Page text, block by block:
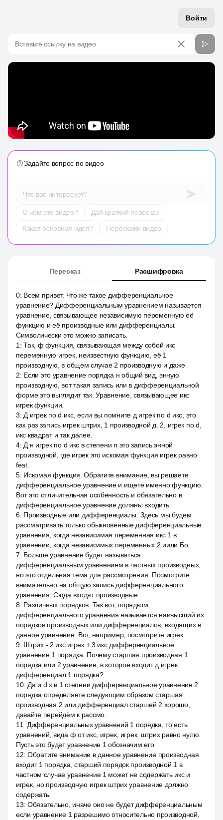
Войти
Вставьте ссылку на видео
Задайте вопрос по видео
Что вас интересует?
О чем это видео?
Дай краткий пересказ
Какая основная идея?
Перескажи видео
Пересказ Расшифровка
0: Всем привет. Что же такое дифференциальное
уравнение? Дифференциальным уравнением называется
уравнение, связывающее независимую переменную её
функцию и её производные или дифференциалы.
Символически это можно записать.
1 :Так, ф функция, связывающая между собой икс
переменную игрек, неизвестную функцию, её 1
производную, в общем случае 2 производную и даже
2: Если это уравнение порядка н общий вид, энную
производную, вот такая запись или в дифференциальной
форме это выглядит так. Уравнение, связывающее икс
игрек функции.
3: Д игрек по d икс, если вы помните д игрек по d икс, это
как раз запись игрек штрих, 1 производной д. 2, игрек по d,
икс квадрат и так далее.
4: Д н игрек по d икс в степени n это запись энной
производной, где игрек это искомая функция игрек равно
feat.
5: Искомая функция. Обратите внимание, вы решаете
дифференциальное уравнение и ищете именно функцию.
Вот это отличительная особенность и обязательно в
дифференциальное уравнение должны входить
6: Производные или дифференциалы. Здесь мы будем
рассматривать только обыкновенные дифференциальные
уравнения, когда независимая переменная икс 1 в
уравнении, когда независимых переменных 2 иили Бо.
7: Больше уравнение будет называться
дифференциальным уравнением в частных производных,
но это отдельная тема для рассмотрения. Посмотрите
внимательно на общую запись дифференциального
уравнения. Сюда входят производные
8: Различных порядков. Так вот, порядком
дифференциального уравнения называется наивысший из
порядков производных или дифференциалов, входящих в
данное уравнение. Вот, например, посмотрите игрек.
9: Штрих - 2 икс игрек + 3 икс дифференциальное
уравнение 1 порядка. Почему старшая производная 1
порядка или 2 уравнение, в которое входит д игрек
дифференциал 1 порядка?
10: Да и d x в 1 степени дифференциальное уравнение 2
порядка определяете следующим образом старшая
производная 2 или дифференциал старшей 2 хорошо,
давайте перейдём к рассмо.
11: Дифференциальных уравнений 1 порядка, то есть
уравнений, вида ф от икс, игрек, игрек, штрих равно нулю.
Пусть это будет уравнение 1 обозначим его
12: Обратите внимание в данное уравнение производная
входит 1 порядка, старший порядок производной 1 в
частном случае уравнение 1 может не содержать икс и
игрек, но производную игрек штрих уравнение должно
содержать.
13: Обязательно, иначе оно не будет дифференциальным
если уравнение 1 разрешимо относительно производной,